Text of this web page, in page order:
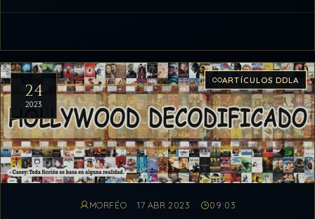
24
2023
ARTÍCULOS DDLA
MORFÉO 17 ABR 2023 09:03